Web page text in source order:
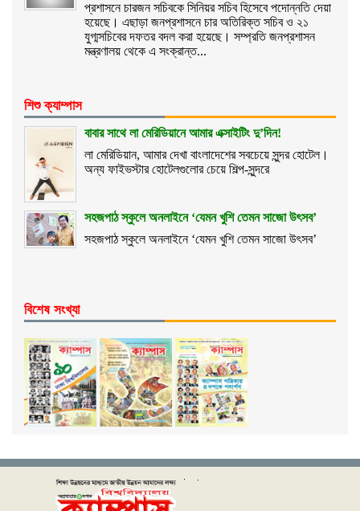
প্রশাসনে চারজন সচিবকে সিনিয়র সচিব হিসেবে পদোন্নতি দেয়া
হয়েছে। এছাড়া জনপ্রশাসনে চার অতিরিক্ত সচিব ও ২১
যুগ্মসচিবের দফতর বদল করা হয়েছে। সম্প্রতি জনপ্রশাসন
মন্ত্রণালয় থেকে এ সংক্রান্ত...
শিশু ক্যাম্পাস
বাবার সাথে লা মেরিডিয়ানে আমার এক্সাইটিং দু’দিন!
লা মেরিডিয়ান, আমার দেখা বাংলাদেশের সবচেয়ে সুন্দর হোটেল।
অন্য ফাইভস্টার হোটেলগুলোর চেয়ে শিল্প-সুন্দরে
সহজপাঠ স্কুলে অনলাইনে ‘যেমন খুশি তেমন সাজো উৎসব’
সহজপাঠ স্কুলে অনলাইনে ‘যেমন খুশি তেমন সাজো উৎসব’
বিশেষ সংখ্যা